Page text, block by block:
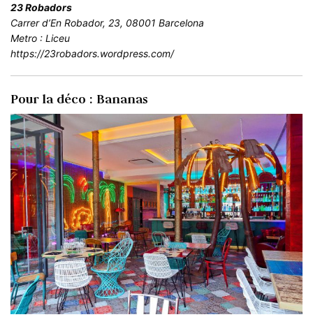
23 Robadors
Carrer d’En Robador, 23, 08001 Barcelona
Metro : Liceu
https://23robadors.wordpress.com/
Pour la déco : Bananas